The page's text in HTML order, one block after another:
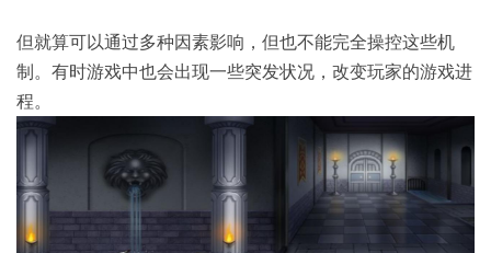
但就算可以通过多种因素影响，但也不能完全操控这些机
制。有时游戏中也会出现一些突发状况，改变玩家的游戏进
程。